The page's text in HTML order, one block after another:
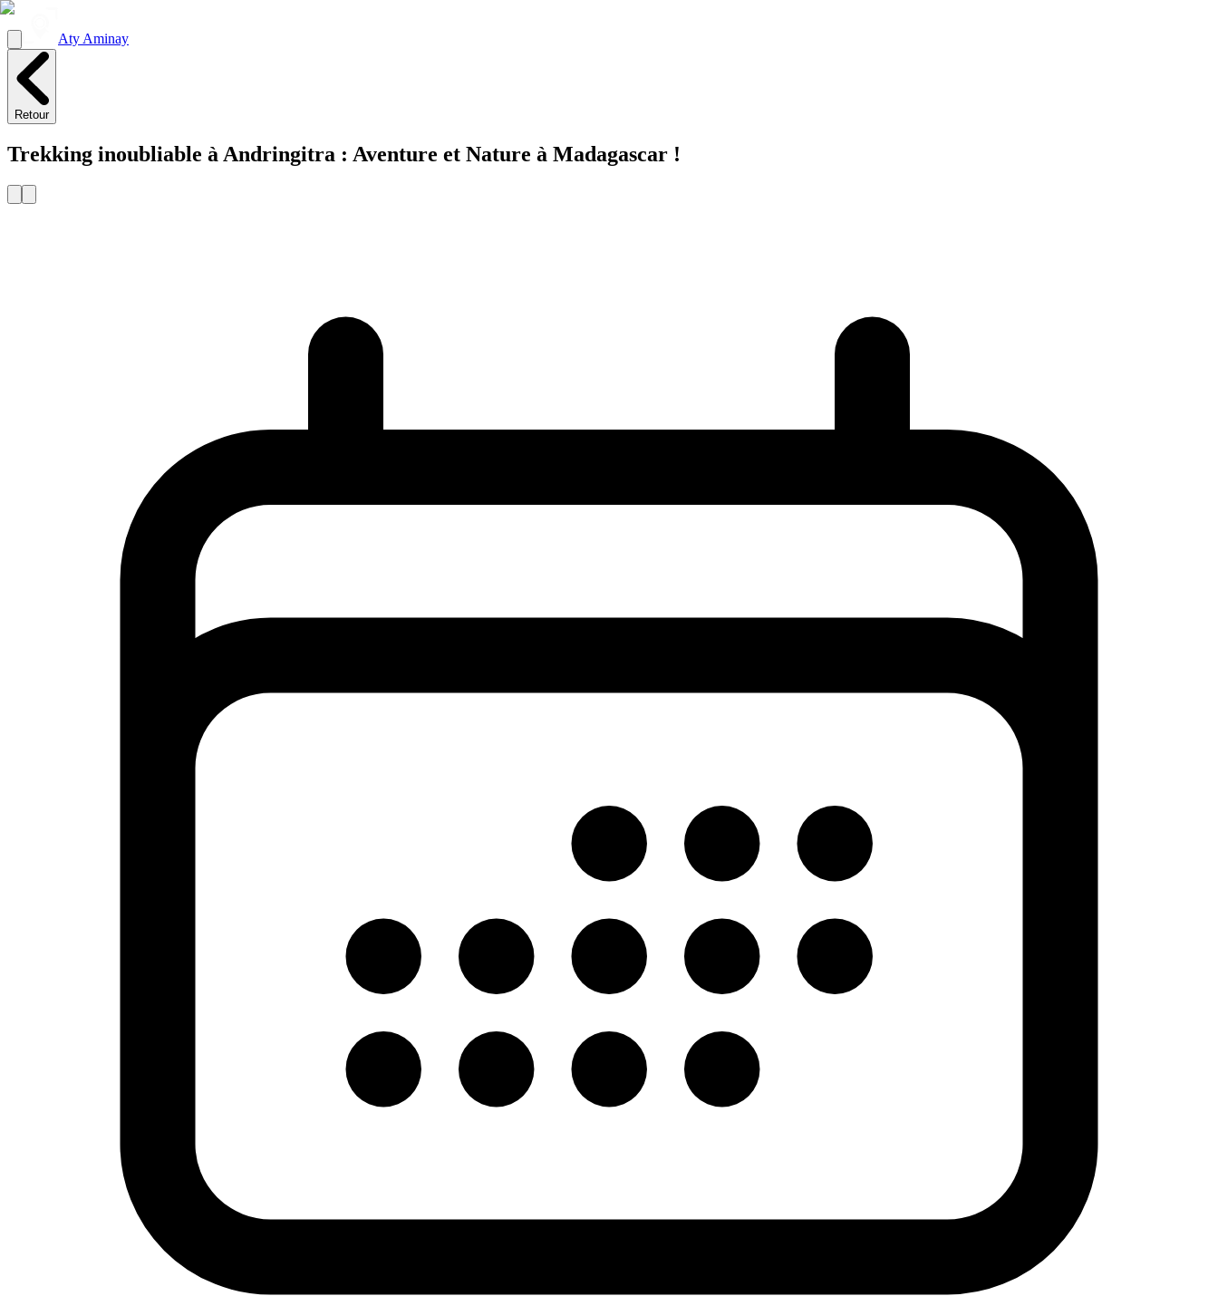
Aty Aminay
Retour
Trekking inoubliable à Andringitra : Aventure et Nature à Madagascar !